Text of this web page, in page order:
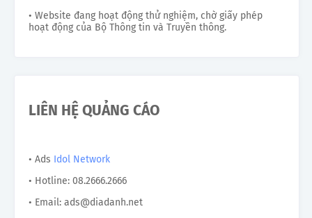
• Website đang hoạt động thử nghiệm, chờ giấy phép
hoạt động của Bộ Thông tin và Truyền thông.
LIÊN HỆ QUẢNG CÁO
• Ads Idol Network
• Hotline: 08.2666.2666
• Email: ads@diadanh.net